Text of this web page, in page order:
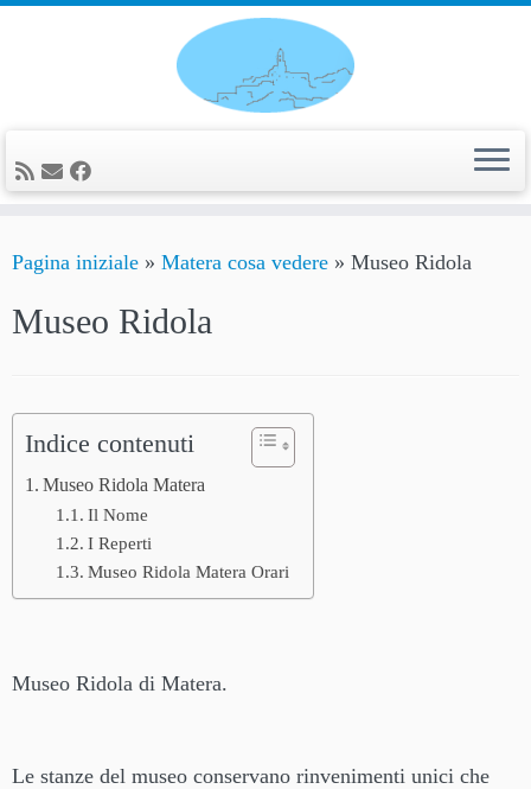
Pagina iniziale » Matera cosa vedere » Museo Ridola
Museo Ridola
Indice contenuti
Museo Ridola Matera
Il Nome
I Reperti
Museo Ridola Matera Orari
Museo Ridola di Matera.
Le stanze del museo conservano rinvenimenti unici che